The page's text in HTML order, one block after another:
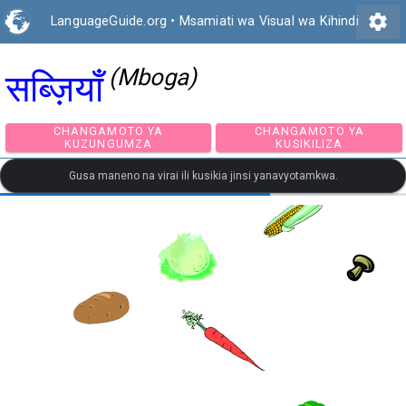
LanguageGuide.org • Msamiati wa Visual wa Kihindi settings
सब्ज़ियाँ (Mboga)
CHANGAMOTO YA
KUZUNGUMZA
CHANGAMOTO
KUSIKILIZA
Gusa maneno na virai ili kusikia jinsi yanavyotamkwa.